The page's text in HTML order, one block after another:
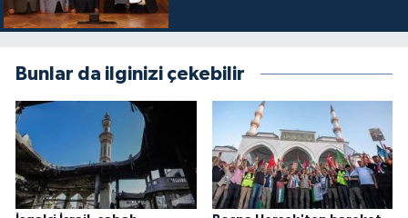
Bunlar da ilginizi çekebilir
Isparta Müftülüğü
İzmir Müftülüğü
Kahramanmaraş Müftülüğü
Karabük Müftülüğü